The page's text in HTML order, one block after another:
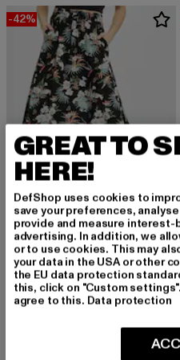
-42%
URBAN CLASSICS
Ladies Viscose Midi Skirt
31,89 EUR
Derzeitiger Preis: 31,89 EUR
54,99 EURAktionspreis:
GREAT TO
HERE!
DefShop uses cookies to
save your preferences,
provide and measure
advertising. In addition, we
or to use cookies. This may
your data in the USA or other
the EU data protection
this, click on "Custom
agree to this. Data protection